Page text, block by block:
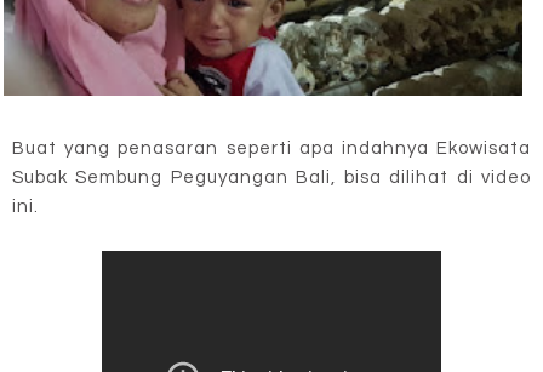
Buat yang penasaran seperti apa indahnya Ekowisata
Subak Sembung Peguyangan Bali, bisa dilihat di video
ini.